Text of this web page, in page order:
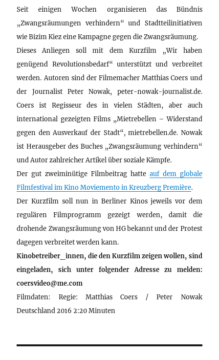
Seit einigen Wochen organisieren das Bündnis
„Zwangsräumungen verhindern“ und Stadtteilinitiativen
wie Bizim Kiez eine Kampagne gegen die Zwangsräumung.
Dieses Anliegen soll mit dem Kurzfilm „Wir haben
genügend Revolutionsbedarf“ unterstützt und verbreitet
werden. Autoren sind der Filmemacher Matthias Coers und
der Journalist Peter Nowak, peter-nowak-journalist.de.
Coers ist Regisseur des in vielen Städten, aber auch
international gezeigten Films „Mietrebellen – Widerstand
gegen den Ausverkauf der Stadt“, mietrebellen.de. Nowak
ist Herausgeber des Buches „Zwangsräumung verhindern“
und Autor zahlreicher Artikel über soziale Kämpfe.
Der gut zweiminütige Filmbeitrag hatte auf dem globale
Filmfestival im Kino Moviemento in Kreuzberg Première.
Der Kurzfilm soll nun in Berliner Kinos jeweils vor dem
regulären Filmprogramm gezeigt werden, damit die
drohende Zwangsräumung von HG bekannt und der Protest
dagegen verbreitet werden kann.
Kinobetreiber_innen, die den Kurzfilm zeigen wollen, sind
eingeladen, sich unter folgender Adresse zu melden:
coersvideo@me.com
Filmdaten: Regie: Matthias Coers / Peter Nowak
Deutschland 2016 2:20 Minuten